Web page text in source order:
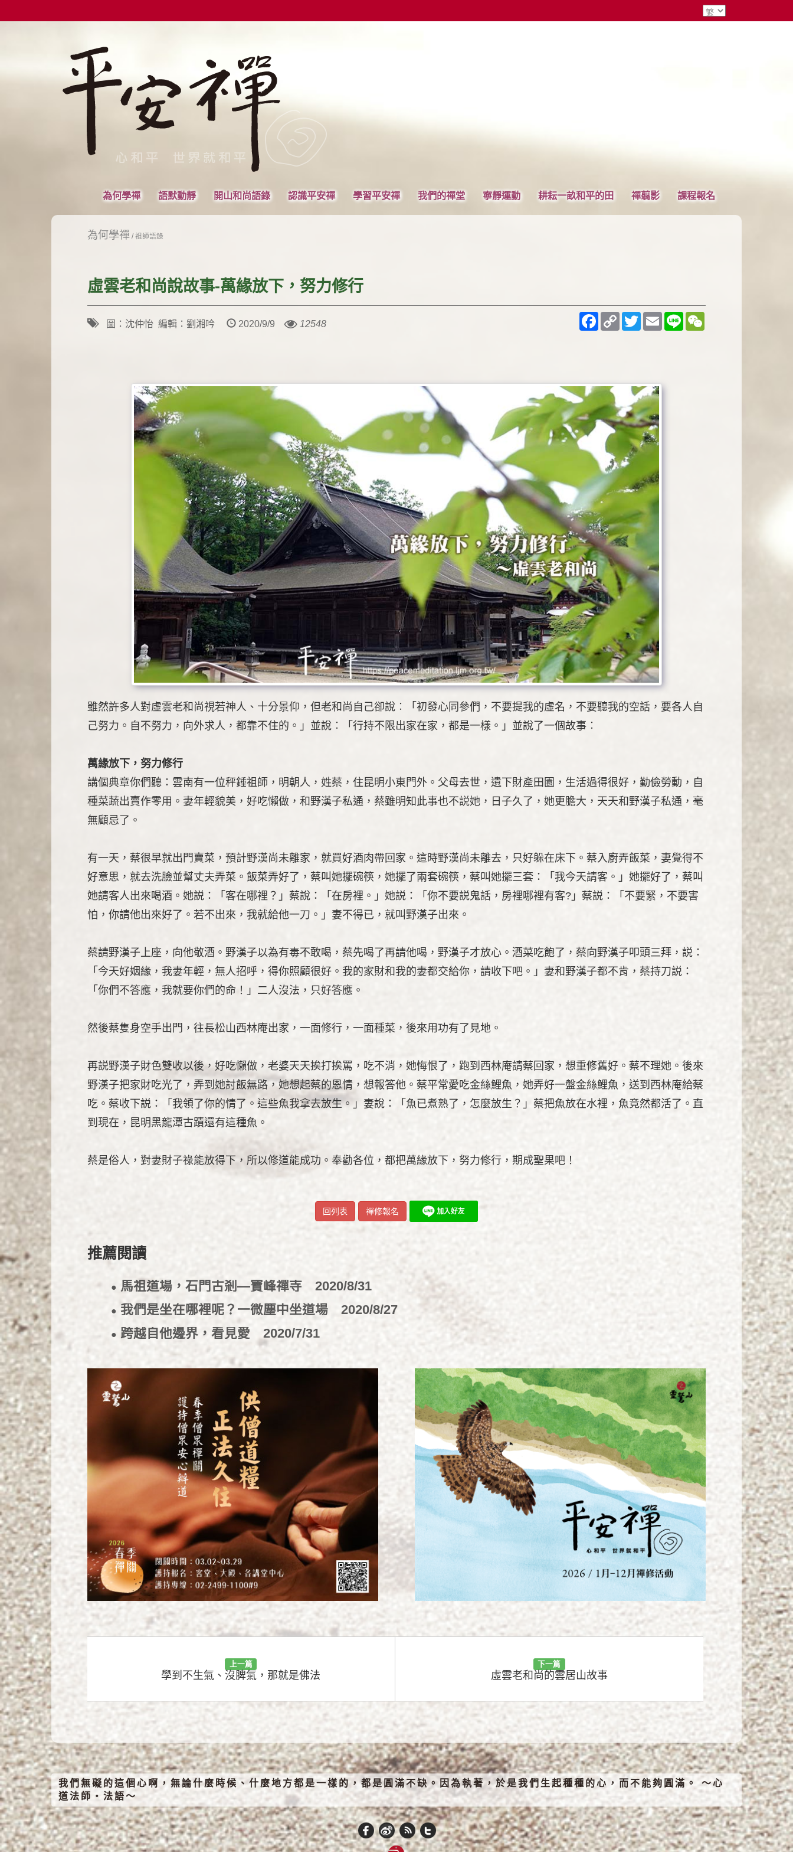
為何學禪 語默動靜 開山和尚語錄 認識平安禪 學習平安禪 我們的禪堂 寧靜運動 耕耘一畝和平的田 禪翦影 課程報名
為何學禪/祖師語錄
虛雲老和尚說故事-萬緣放下，努力修行
圖：沈仲怡 編輯：劉湘吟 2020/9/9 12548
Facebook
Copy
Link
TwitterEmailLine
雖然許多人對虛雲老和尚視若神人、十分景仰，但老和尚自己卻說︰「初發心同參們，不要提我的虛名，不要聽我的空話，要各人自
己努力。自不努力，向外求人，都靠不住的。」並說︰「行持不限出家在家，都是一樣。」並說了一個故事︰
萬緣放下，努力修行
講個典章你們聽：雲南有一位秤錘祖師，明朝人，姓蔡，住昆明小東門外。父母去世，遺下財產田園，生活過得很好，勤儉勞動，自
種菜蔬出賣作零用。妻年輕貌美，好吃懶做，和野漢子私通，蔡雖明知此事也不説她，日子久了，她更膽大，天天和野漢子私通，毫
無顧忌了。
有一天，蔡很早就出門賣菜，預計野漢尚未離家，就買好酒肉帶回家。這時野漢尚未離去，只好躲在床下。蔡入廚弄飯菜，妻覺得不
好意思，就去洗臉並幫丈夫弄菜。飯菜弄好了，蔡叫她擺碗筷，她擺了兩套碗筷，蔡叫她擺三套：「我今天請客。」她擺好了，蔡叫
她請客人出來喝酒。她説：「客在哪裡？」蔡說：「在房裡。」她説：「你不要説鬼話，房裡哪裡有客?」蔡説：「不要緊，不要害
怕，你請他出來好了。若不出來，我就給他一刀。」妻不得已，就叫野漢子出來。
蔡請野漢子上座，向他敬酒。野漢子以為有毒不敢喝，蔡先喝了再請他喝，野漢子才放心。酒菜吃飽了，蔡向野漢子叩頭三拜，説：
「今天好姻緣，我妻年輕，無人招呼，得你照顧很好。我的家財和我的妻都交給你，請收下吧。」妻和野漢子都不肯，蔡持刀説：
「你們不答應，我就要你們的命！」二人沒法，只好答應。
然後蔡隻身空手出門，往長松山西林庵出家，一面修行，一面種菜，後來用功有了見地。
再説野漢子財色雙收以後，好吃懶做，老婆天天挨打挨罵，吃不消，她悔恨了，跑到西林庵請蔡回家，想重修舊好。蔡不理她。後來
野漢子把家財吃光了，弄到她討飯無路，她想起蔡的恩情，想報答他。蔡平常愛吃金絲鯉魚，她弄好一盤金絲鯉魚，送到西林庵給蔡
吃。蔡收下説：「我領了你的情了。這些魚我拿去放生。」妻說：「魚已煮熟了，怎麼放生？」蔡把魚放在水裡，魚竟然都活了。直
到現在，昆明黑龍潭古蹟還有這種魚。
蔡是俗人，對妻財子祿能放得下，所以修道能成功。奉勸各位，都把萬緣放下，努力修行，期成聖果吧！
回列表 禪修報名
推薦閱讀
● 馬祖道場，石門古剎—寶峰禪寺 2020/8/31
● 我們是坐在哪裡呢？一微塵中坐道場 2020/8/27
● 跨越自他邊界，看見愛 2020/7/31
上一篇
學到不生氣、沒脾氣，那就是佛法
下一篇
虛雲老和尚的雲居山故事
我們無礙的這個心啊，無論什麼時候、什麼地方都是一樣的，都是圓滿不缺。因為執著，於是我們生起種種的心，而不能夠圓滿。 ～心
道法師‧法語～